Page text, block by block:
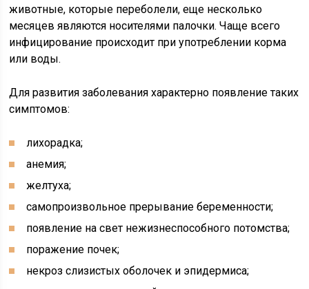
животные, которые переболели, еще несколько
месяцев являются носителями палочки. Чаще всего
инфицирование происходит при употреблении корма
или воды.
Для развития заболевания характерно появление таких
симптомов:
лихорадка;
анемия;
желтуха;
самопроизвольное прерывание беременности;
появление на свет нежизнеспособного потомства;
поражение почек;
некроз слизистых оболочек и эпидермиса;